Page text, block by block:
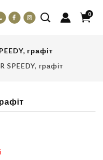
0
графіт
SPEEDY, графіт